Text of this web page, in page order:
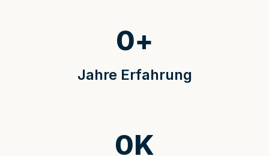
Jahre Erfahrung
0+
0K